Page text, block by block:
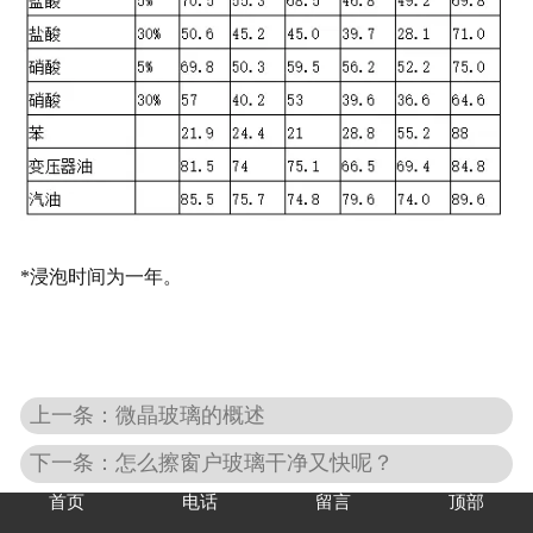
*浸泡时间为一年。
上一条：微晶玻璃的概述
下一条：怎么擦窗户玻璃干净又快呢？
首页 电话 留言 顶部